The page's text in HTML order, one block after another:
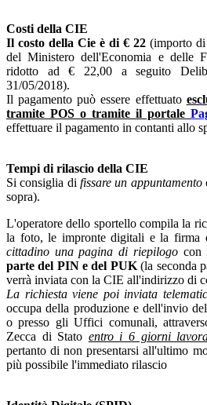
Costi della CIE
Il costo della Cie è di € 22 (importo
del Ministero dell'Economia e delle
ridotto ad € 22,00 a seguito
31/05/2018).
Il pagamento può essere effettuato
tramite POS o tramite il portale
effettuare il pagamento in contanti allo
Tempi di rilascio della CIE
Si consiglia di fissare un appuntamento
sopra).
L'operatore dello sportello compila la
la foto, le impronte digitali e la firma
cittadino una pagina di riepilogocon i
parte del PIN e del PUK(la seconda
verrà inviata con la CIE all'indirizzo di
La richiesta viene poi inviata
occupa della produzione e dell'invio
o presso gli Uffici comunali,
Zecca di Stato entro i 6 giorni
pertanto di non presentarsi all'ultimo
più possibile l'immediato rilascio